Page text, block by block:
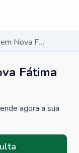
Pneumologista em Nova Fátima - BA
Fátima
agora a sua